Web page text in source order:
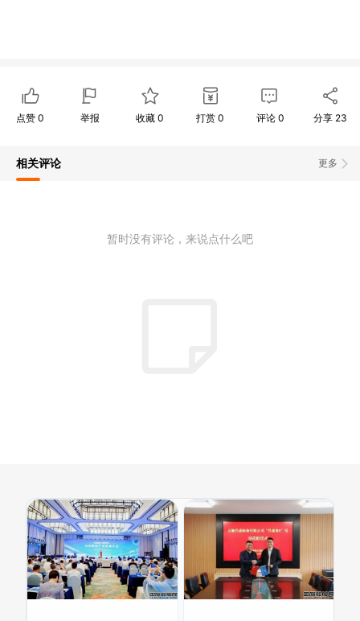
点赞 0 举报 收藏0 打赏 0 评论 0 分享 23
更多
相关评论
暂时没有评论，来说点什么吧